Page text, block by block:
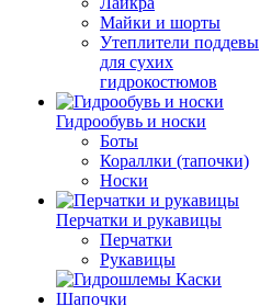
Майки и шорты
Утеплители поддевы
для сухих
гидрокостюмов
Гидрообувь и носки
Боты
Кораллки (тапочки)
Носки
Перчатки и рукавицы
Перчатки
Рукавицы